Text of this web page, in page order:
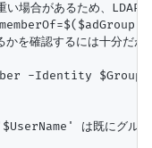
合があるため、LDAPフ
を確認するには十分だが
-Identity
は既にグルー